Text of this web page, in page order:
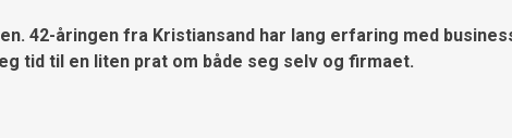
42-åringen fra Kristiansand har lang erfaring med
tid til en liten prat om både seg selv og firmaet.